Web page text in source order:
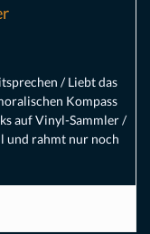
/ Liebt das
Kompass
auf Vinyl-Sammler /
und rahmt nur noch